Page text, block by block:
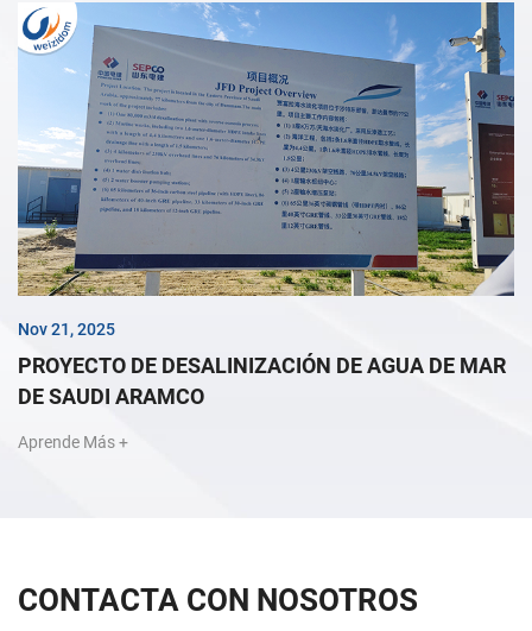
Nov 21, 2025
PROYECTO DE DESALINIZACIÓN DE AGUA DE MAR
DE SAUDI ARAMCO
Aprende Más +
CONTACTA CON NOSOTROS